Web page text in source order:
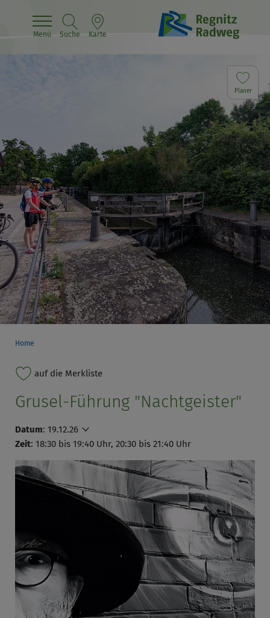
Menü Suche Karte
Planer
Home
auf die Merkliste
Grusel-Führung "Nachtgeister"
Datum: 19.12.26
Zeit: 18:30 bis 19:40 Uhr, 20:30 bis 21:40 Uhr